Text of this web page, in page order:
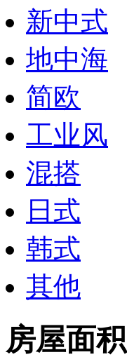
新中式
地中海
简欧
工业风
混搭
日式
韩式
其他
房屋面积